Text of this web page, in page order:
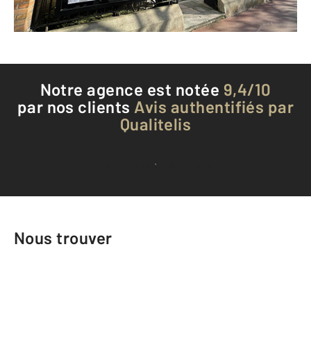
Téléphoner à l'agence
Notre agence est notée 9,4/10
par nos clients Avis authentifiés par
Qualitelis
Voir tous les avis clients
Nous trouver